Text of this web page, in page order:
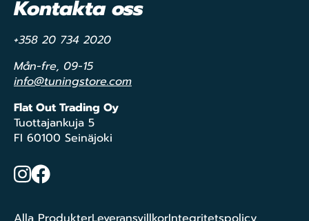
Kontakta oss
+358 20 734 2020
Mån-fre, 09-15
info@tuningstore.com
Flat Out Trading Oy
Tuottajankuja 5
FI 60100 Seinäjoki
Instagram
Facebook